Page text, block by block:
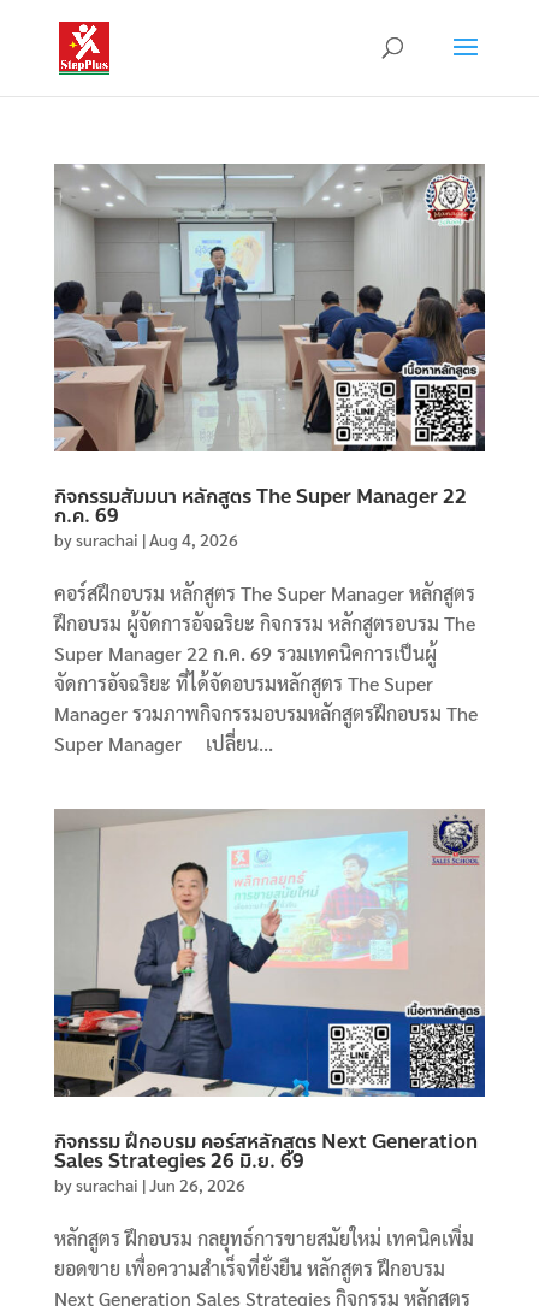
กิจกรรมสัมมนา หลักสูตร The Super Manager 22
ก.ค. 69
bysurachai |Aug 4, 2026
คอร์สฝึกอบรม หลักสูตร The Super Manager หลักสูตร
ฝึกอบรม ผู้จัดการอัจฉริยะ กิจกรรม หลักสูตรอบรม The
Super Manager 22 ก.ค. 69 รวมเทคนิคการเป็นผู้
จัดการอัจฉริยะ ที่ได้จัดอบรมหลักสูตร The Super
Manager รวมภาพกิจกรรมอบรมหลักสูตรฝึกอบรม The
Super Manager เปลี่ยน...
กิจกรรม ฝึกอบรม คอร์สหลักสูตร Next Generation
Sales Strategies 26 มิ.ย. 69
bysurachai |Jun 26, 2026
หลักสูตร ฝึกอบรม กลยุทธ์การขายสมัยใหม่ เทคนิคเพิ่ม
ยอดขาย เพื่อความสำเร็จที่ยั่งยืน หลักสูตร ฝึกอบรม
Next Generation Sales Strategies กิจกรรม หลักสูตร